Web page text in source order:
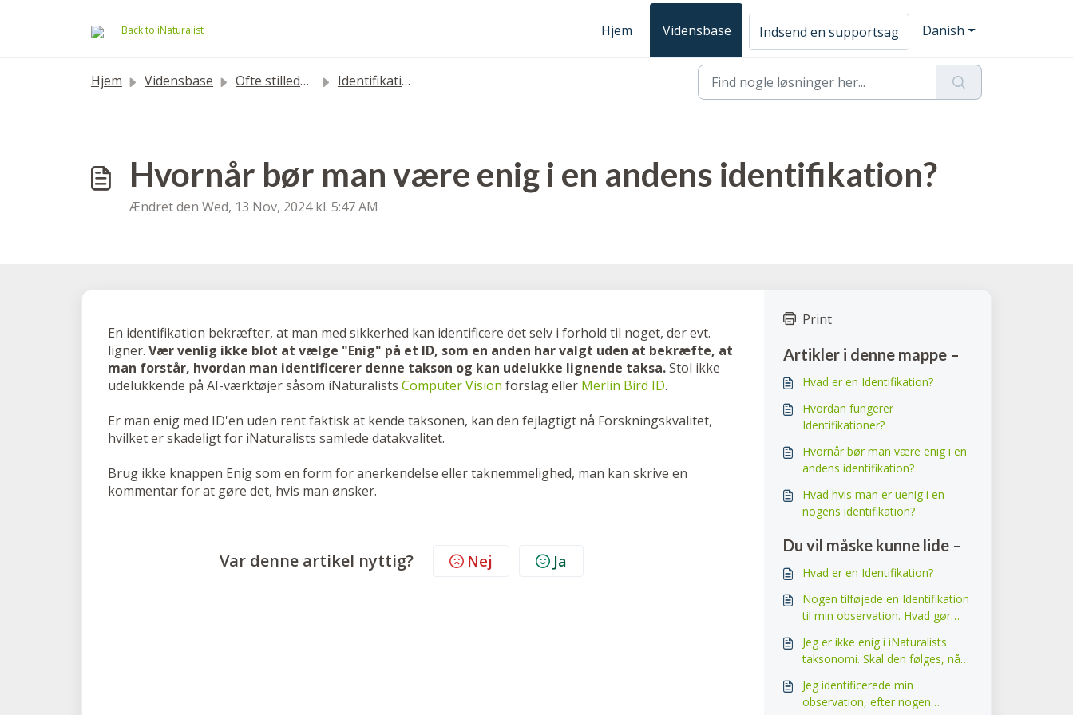
Back to iNaturalist Hjem Vidensbase Indsend en supportsag Danish
Hjem Vidensbase Ofte stillede spørgsmål Identifikations FAQ'er
Hvornår bør man være enig i en andens identifikation?
Ændret den Wed, 13 Nov, 2024 kl. 5:47 AM
En identifikation bekræfter, at man med sikkerhed kan identificere det selv i forhold til noget, der evt.
ligner. Vær venlig ikke blot at vælge "Enig" på et ID, som en anden har valgt uden at bekræfte, at
man forstår, hvordan man identificerer denne takson og kan udelukke lignende taksa.Stol ikke
udelukkende på AI-værktøjer såsom iNaturalists Computer Vision forslag eller Merlin Bird ID.
Er man enig med ID'en uden rent faktisk at kende taksonen, kan den fejlagtigt nå Forskningskvalitet,
hvilket er skadeligt for iNaturalists samlede datakvalitet.
Brug ikke knappen Enig som en form for anerkendelse eller taknemmelighed, man kan skrive en
kommentar for at gøre det, hvis man ønsker.
Var denne artikel nyttig? Nej Ja
Print
Artikler i denne mappe –
Hvad er en Identifikation?
Hvordan fungerer
Identifikationer?
Hvornår bør man være enig i en
andens identifikation?
Hvad hvis man er uenig i en
nogens identifikation?
Du vil måske kunne lide –
Hvad er en Identifikation?
Nogen tilføjede en Identifikation
til min observation. Hvad gør
Jeg er ikke enig i iNaturalists
taksonomi. Skal den følges, når
Jeg identificerede min
observation, efter nogen